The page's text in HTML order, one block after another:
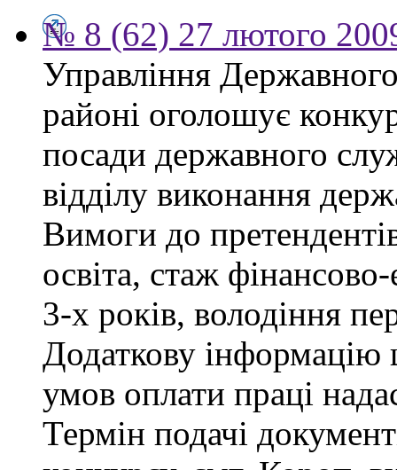
№ 8 (62) 27 лютого
Управління
районі оголошує
посади державного
відділу виконання
Вимоги до
освіта, стаж
3-х років, володіння
Додаткову інформацію
умов оплати праці
Термін подачі